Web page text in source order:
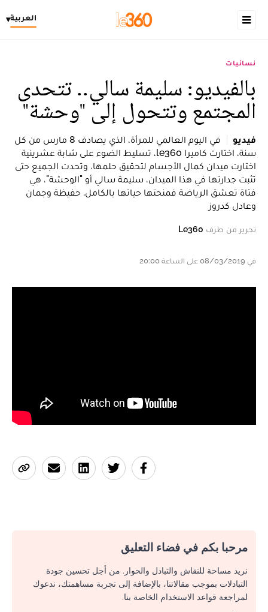
العربية▾
نسائيات
بالفيديو: سليمة سالي.. تتحدى
المجتمع وتتحول إلى "وحشة"
فيديو
في اليوم العالمي للمرأة، الذي يصادف 8 مارس من كل
سنة، اختارت كاميرا le360، تسليط الضوء على شابة عشرينية
اختارت ميدان كمال الأجسام لتحقيق حلمها، وتحدت الجميع حتى
تثبت جدارتها في هذا الميدان، سليمة سالي أو "الوحشة"، هي
فتاة تعشق الرياضة فمنحتها حياتها بالكامل. حفيظة وجمان
وعادل كدروز
تحرير من طرف Le360
في 08/03/2019 على الساعة 20:00
مرحبا بكم في فضاء التعليق
نريد مساحة للنقاش والتبادل والحوار. من أجل تحسين جودة
التبادلات بموجب مقالاتنا، بالإضافة إلى تجربة مساهمتك، ندعوك
لمراجعة قواعد الاستخدام الخاصة بنا.